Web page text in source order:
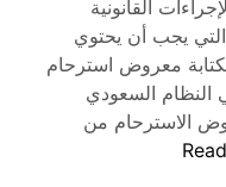
القانونية
التي يجب أن يحتوي
معروض استرحام
السعودي
الاسترحام من